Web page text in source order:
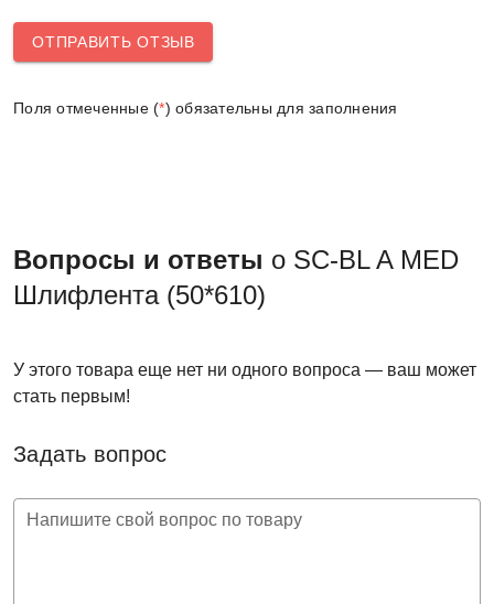
ОТПРАВИТЬ ОТЗЫВ
Поля отмеченные (*) обязательны для заполнения
Вопросы и ответы о SC-BL A MED
Шлифлента (50*610)
Задать вопрос
Напишите свой вопрос по товару
У этого товара еще нет ни одного вопроса — ваш может
стать первым!